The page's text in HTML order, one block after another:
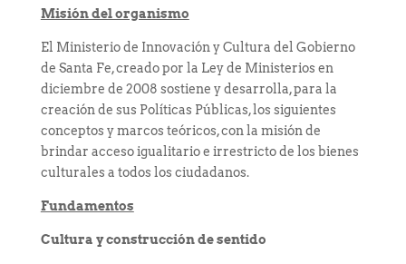
Misión del organismo
El Ministerio de Innovación y Cultura del Gobierno
de Santa Fe, creado por la Ley de Ministerios en
diciembre de 2008 sostiene y desarrolla, para la
creación de sus Políticas Públicas, los siguientes
conceptos y marcos teóricos, con la misión de
brindar acceso igualitario e irrestricto de los bienes
culturales a todos los ciudadanos.
Fundamentos
Cultura y construcción de sentido